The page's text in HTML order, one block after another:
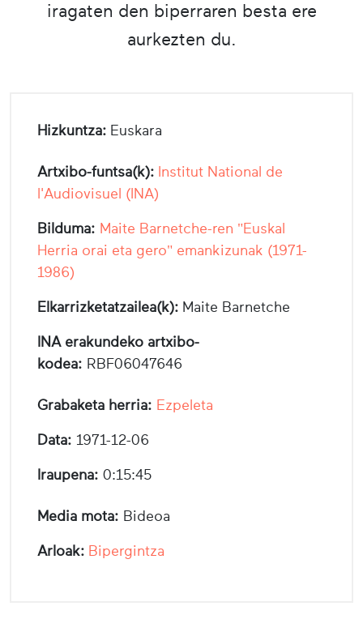
iragaten den biperraren besta ere
aurkezten du.
Hizkuntza: Euskara
Artxibo-funtsa(k): Institut National de
l'Audiovisuel (INA)
Bilduma: Maite Barnetche-ren "Euskal
Herria orai eta gero" emankizunak (1971-
1986)
Elkarrizketatzailea(k): Maite Barnetche
INA erakundeko artxibo-
kodea: RBF06047646
Grabaketa herria: Ezpeleta
Data: 1971-12-06
Iraupena: 0:15:45
Media mota: Bideoa
Arloak: Bipergintza